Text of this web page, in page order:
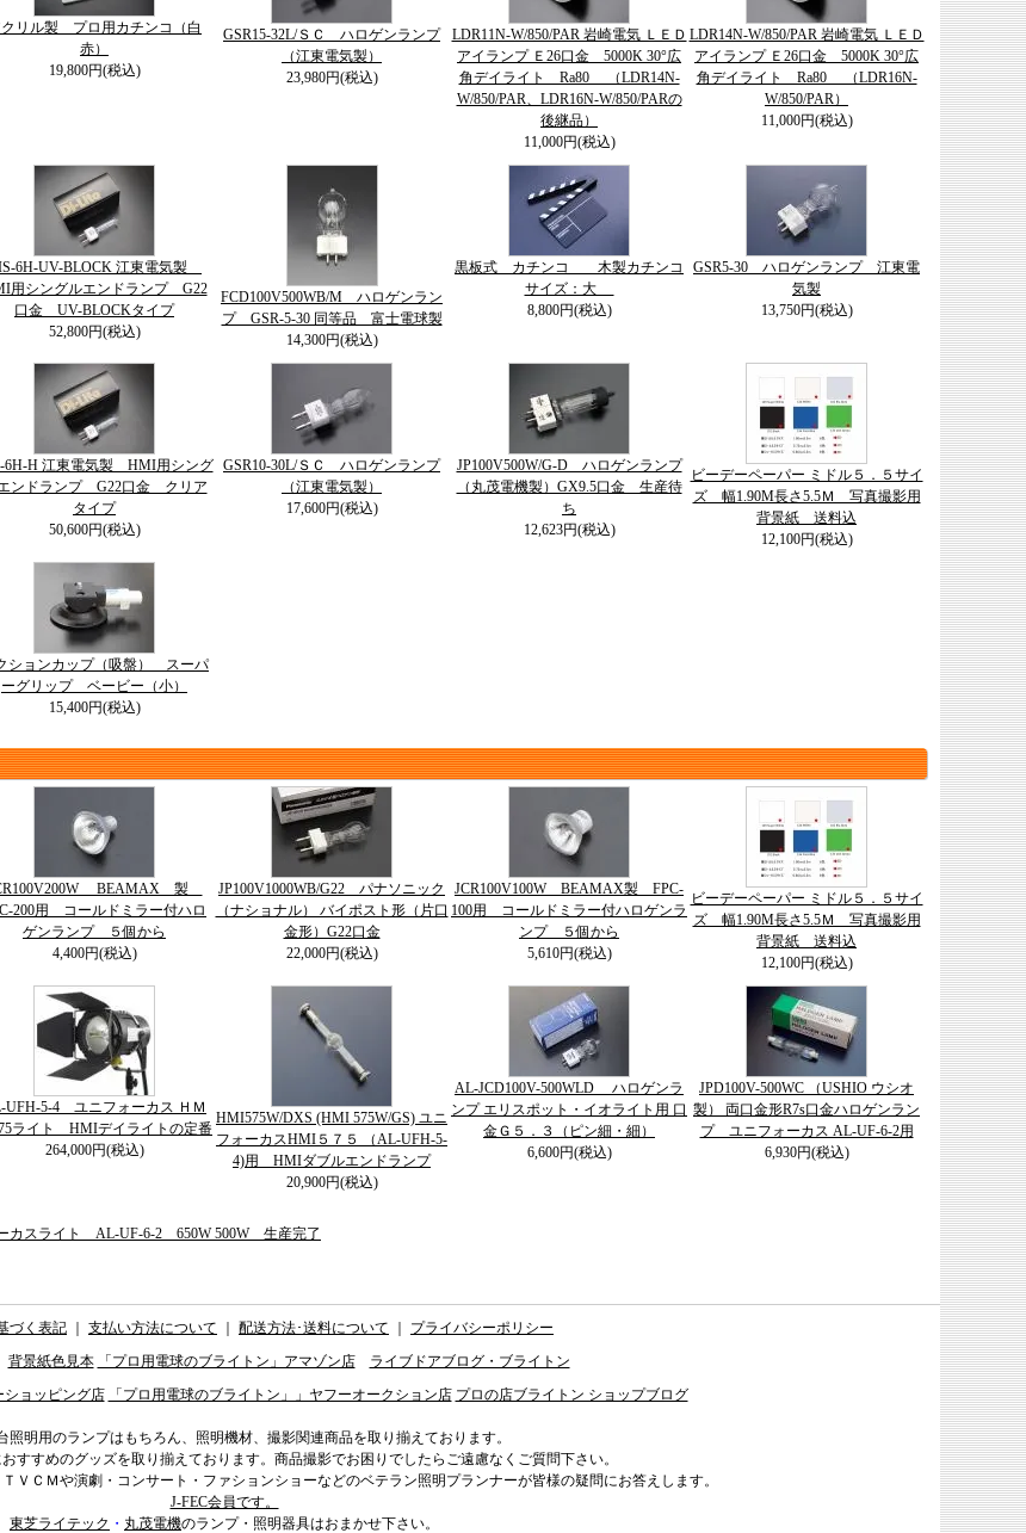
クリル製 プロ用カチンコ（白
赤）
19,800円(税込)
GSR15-32L/ＳＣ ハロゲンランプ
（江東電気製）
23,980円(税込)
LDR11N-W/850/PAR 岩崎電気 ＬＥＤ
アイランプ Ｅ26口金 5000K 30°広
角デイライト Ra80 （LDR14N-
W/850/PAR、LDR16N-W/850/PARの
後継品）
11,000円(税込)
LDR14N-W/850/PAR 岩崎電気 ＬＥＤ
アイランプ Ｅ26口金 5000K 30°広
角デイライト Ra80 （LDR16N-
W/850/PAR）
11,000円(税込)
6H-UV-BLOCK 江東電気製
用シングルエンドランプ G22
口金 UV-BLOCKタイプ
52,800円(税込)
FCD100V500WB/M ハロゲンラン
プ GSR-5-30 同等品 富士電球製
14,300円(税込)
黒板式 カチンコ 木製カチンコ
サイズ：大
8,800円(税込)
GSR5-30 ハロゲンランプ 江東電
気製
13,750円(税込)
6H-H 江東電気製 HMI用シング
ンドランプ G22口金 クリア
タイプ
50,600円(税込)
GSR10-30L/ＳＣ ハロゲンランプ
（江東電気製）
17,600円(税込)
JP100V500W/G-D ハロゲンランプ
（丸茂電機製）GX9.5口金 生産待
ち
12,623円(税込)
ビーデーペーパー ミドル５．５サイ
ズ 幅1.90M長さ5.5Ｍ 写真撮影用
背景紙 送料込
12,100円(税込)
ションカップ（吸盤） スーパ
ーグリップ ベービー（小）
15,400円(税込)
BEAMAX 製
200用 コールドミラー付ハロ
ゲンランプ ５個から
4,400円(税込)
JP100V1000WB/G22 パナソニック
（ナショナル） バイポスト形（片口
金形）G22口金
22,000円(税込)
JCR100V100W BEAMAX製 FPC-
100用 コールドミラー付ハロゲンラ
ンプ ５個から
5,610円(税込)
ビーデーペーパー ミドル５．５サイ
ズ 幅1.90M長さ5.5Ｍ 写真撮影用
背景紙 送料込
12,100円(税込)
UFH-5-4 ユニフォーカス ＨＭ
ライト HMIデイライトの定番
264,000円(税込)
HMI575W/DXS (HMI 575W/GS) ユニ
フォーカスHMI５７５ （AL-UFH-5-
4)用 HMIダブルエンドランプ
20,900円(税込)
AL-JCD100V-500WLD ハロゲンラ
ンプ エリスポット・イオライト用 口
金Ｇ５．３（ピン細・細）
6,600円(税込)
JPD100V-500WC （USHIO ウシオ
製） 両口金形R7s口金ハロゲンラン
プ ユニフォーカス AL-UF-6-2用
6,930円(税込)
カスライト AL-UF-6-2 650W 500W 生産完了
づく表記 支払い方法について 配送方法･送料について
プライバシーポリシー
背景紙色見本 「プロ用電球のブライトン」アマゾン店
ライブドアブログ・ブライトン
ショッピング店
「プロ用電球のブライトン」」ヤフーオークション店 プロの店ブライトン ショップブログ
照明用のランプはもちろん、照明機材、撮影関連商品を取り揃えております。
すすめのグッズを取り揃えております。商品撮影でお困りでしたらご遠慮なくご質問下さい。
ＶＣＭや演劇・コンサート・ファションショーなどのベテラン照明プランナーが皆様の疑問にお答えします。
J-FEC会員です。
東芝ライテック ・ 丸茂電機のランプ・照明器具はおまかせ下さい。